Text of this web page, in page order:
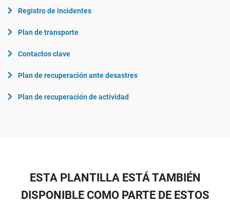
Registro de incidentes
Plan de transporte
Contactos clave
Plan de recuperación ante desastres
Plan de recuperación de actividad
ESTA PLANTILLA ESTÁ TAMBIÉN
DISPONIBLE COMO PARTE DE ESTOS